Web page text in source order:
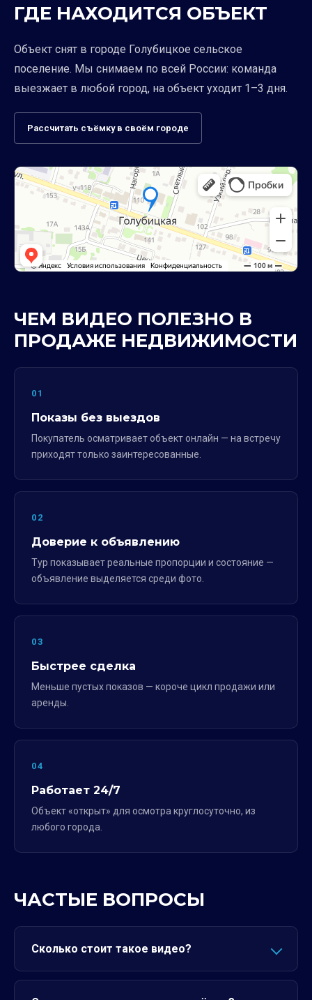
ГДЕ НАХОДИТСЯ ОБЪЕКТ
Объект снят в городе Голубицкое сельское
поселение. Мы снимаем по всей России: команда
выезжает в любой город, на объект уходит 1–3 дня.
Рассчитать съёмку в своём городе
ЧЕМ ВИДЕО ПОЛЕЗНО В
ПРОДАЖЕ НЕДВИЖИМОСТИ
01
Показы без выездов
Покупатель осматривает объект онлайн — на встречу
приходят только заинтересованные.
02
Доверие к объявлению
Тур показывает реальные пропорции и состояние —
объявление выделяется среди фото.
03
Быстрее сделка
Меньше пустых показов — короче цикл продажи или
аренды.
04
Работает 24/7
Объект «открыт» для осмотра круглосуточно, из
любого города.
ЧАСТЫЕ ВОПРОСЫ
Сколько стоит такое видео?